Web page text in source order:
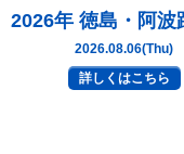
2026.08.06(Thu)
詳しくはこちら